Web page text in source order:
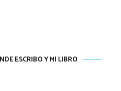
ESCRIBO Y MI LIBRO